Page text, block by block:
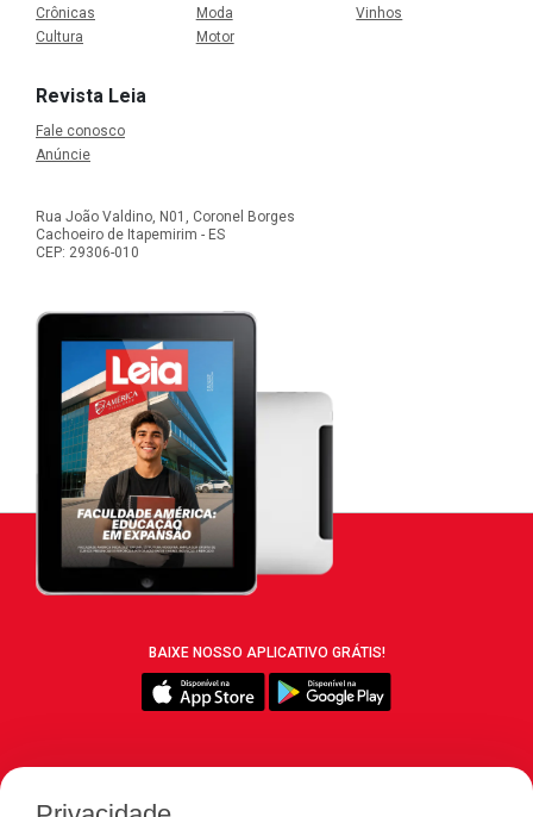
Crônicas
Cultura
Moda
Motor
Vinhos
Revista Leia
Fale conosco
Anúncie
Rua João Valdino, N01, Coronel Borges
Cachoeiro de Itapemirim - ES
CEP: 29306-010
BAIXE NOSSO APLICATIVO GRÁTIS!